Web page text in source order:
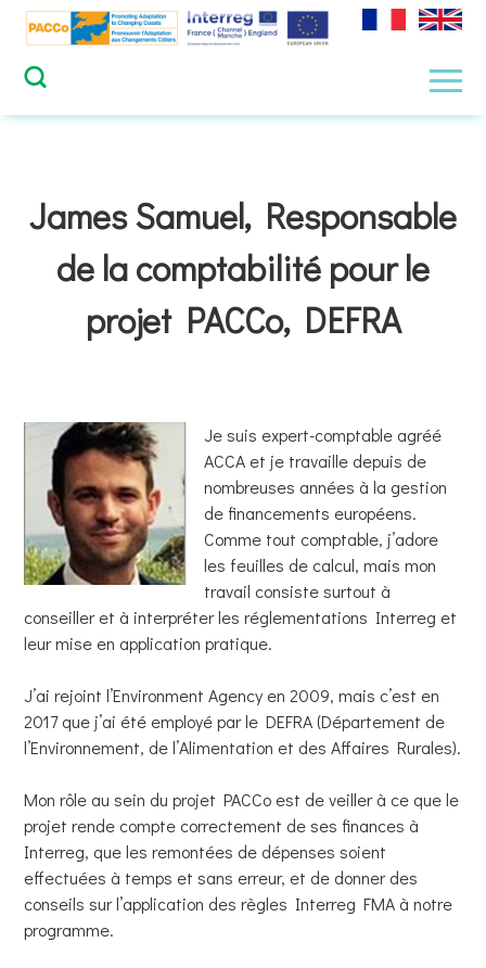
Skip
content
James Samuel, Responsable
de la comptabilité pour le
projet PACCo, DEFRA
Je suis expert-comptable agréé
ACCA et je travaille depuis de
nombreuses années à la gestion
de financements européens.
Comme tout comptable, j’adore
les feuilles de calcul, mais mon
travail consiste surtout à
conseiller et à interpréter les réglementations Interreg et
leur mise en application pratique.
J’ai rejoint l’Environment Agency en 2009, mais c’est en
2017 que j’ai été employé par le DEFRA (Département de
l’Environnement, de l’Alimentation et des Affaires Rurales).
Mon rôle au sein du projet PACCo est de veiller à ce que le
projet rende compte correctement de ses finances à
Interreg, que les remontées de dépenses soient
effectuées à temps et sans erreur, et de donner des
conseils sur l’application des règles Interreg FMA à notre
programme.